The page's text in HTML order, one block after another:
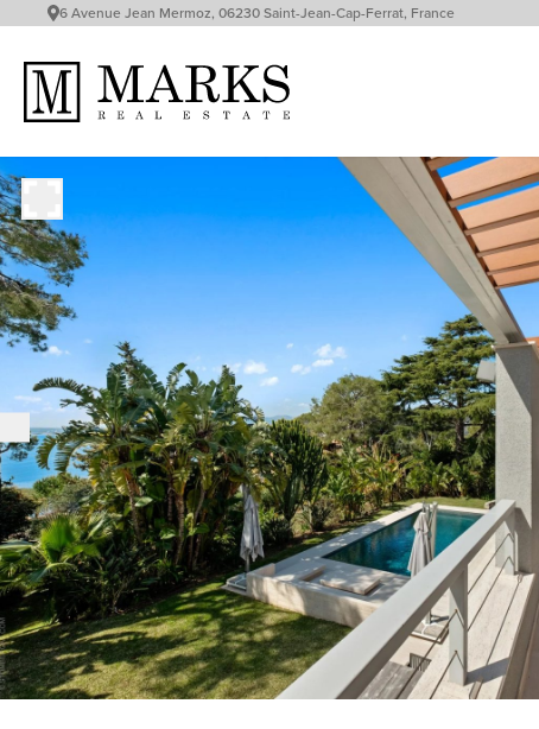
6 Avenue Jean Mermoz, 06230 Saint-Jean-Cap-Ferrat, France